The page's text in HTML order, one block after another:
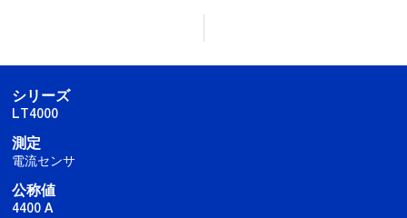
シリーズ
LT4000
測定
電流センサ
公称値
4400 A